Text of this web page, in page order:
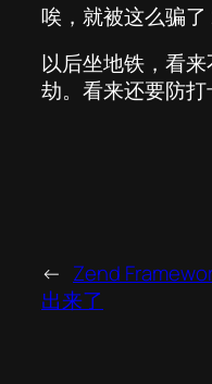
唉，就被这么骗了
以后坐地铁，看
劫。看来还要防打
← Zend
出来了